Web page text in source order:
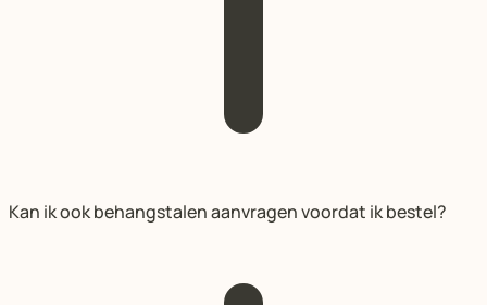
Kan ik ook behangstalen aanvragen voordat ik bestel?